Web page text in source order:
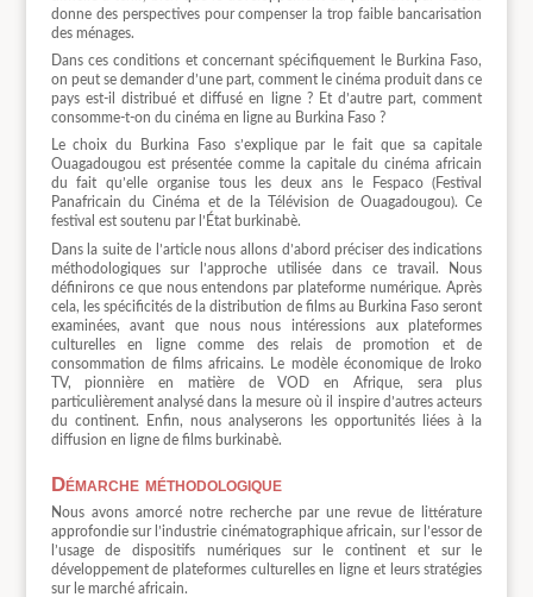
donne des perspectives pour compenser la trop faible bancarisation
des ménages.
Dans ces conditions et concernant spécifiquement le Burkina Faso,
on peut se demander d’une part, comment le cinéma produit dans ce
pays est-il distribué et diffusé en ligne ? Et d’autre part, comment
consomme-t-on du cinéma en ligne au Burkina Faso ?
Le choix du Burkina Faso s’explique par le fait que sa capitale
Ouagadougou est présentée comme la capitale du cinéma africain
du fait qu’elle organise tous les deux ans le Fespaco (Festival
Panafricain du Cinéma et de la Télévision de Ouagadougou). Ce
festival est soutenu par l’État burkinabè.
Dans la suite de l’article nous allons d’abord préciser des indications
méthodologiques sur l’approche utilisée dans ce travail. Nous
définirons ce que nous entendons par plateforme numérique. Après
cela, les spécificités de la distribution de films au Burkina Faso seront
examinées, avant que nous nous intéressions aux plateformes
culturelles en ligne comme des relais de promotion et de
consommation de films africains. Le modèle économique de Iroko
TV, pionnière en matière de VOD en Afrique, sera plus
particulièrement analysé dans la mesure où il inspire d’autres acteurs
du continent. Enfin, nous analyserons les opportunités liées à la
diffusion en ligne de films burkinabè.
Démarche méthodologique
Nous avons amorcé notre recherche par une revue de littérature
approfondie sur l’industrie cinématographique africain, sur l’essor de
l’usage de dispositifs numériques sur le continent et sur le
développement de plateformes culturelles en ligne et leurs stratégies
sur le marché africain.